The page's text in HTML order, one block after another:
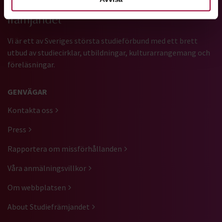
Vi är ett av Sveriges största studieförbund med ett brett
utbud av studiecirklar, utbildningar, kulturarrangemang och
föreläsningar.
GENVÄGAR
Kontakta oss
Press
Rapportera om missförhållanden
Våra anmälningsvillkor
Om webbplatsen
About Studiefrämjandet